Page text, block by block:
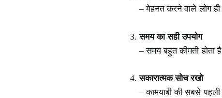
– मेहनत करने वाले लोग ही
समय का सही उपयोग
– समय बहुत कीमती होता
सकारात्मक सोच रखो
– कामयाबी की सबसे पहली